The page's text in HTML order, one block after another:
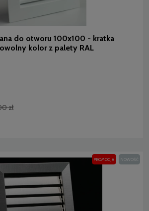
do otworu 100x100 - kratka
kolor z palety RAL
zł
PROMOCJA NOWOŚĆ